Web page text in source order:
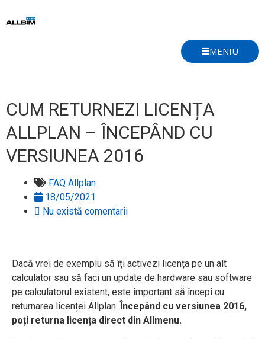
to
MENIU
CUM RETURNEZI LICENȚA
ALLPLAN – ÎNCEPÂND CU
VERSIUNEA 2016
FAQ Allplan
18/05/2021
Nu există comentarii
Dacă vrei de exemplu să îți activezi licența pe un alt
calculator sau să faci un update de hardware sau software
pe calculatorul existent, este important să începi cu
returnarea licenței Allplan. Începând cu versiunea 2016,
poți returna licența direct din Allmenu.